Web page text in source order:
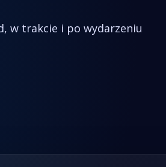
w trakcie i po wydarzeniu